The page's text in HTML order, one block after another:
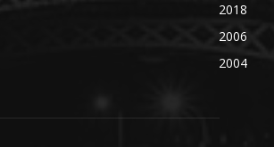
2018
2006
2004